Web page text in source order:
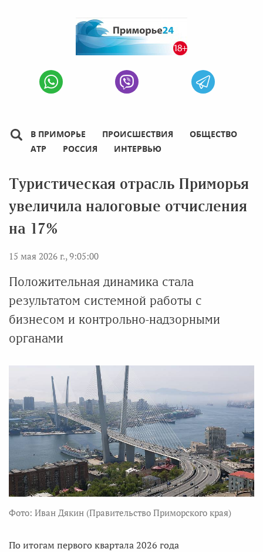
В ПРИМОРЬЕ ПРОИСШЕСТВИЯ
ОБЩЕСТВО
АТР
РОССИЯ ИНТЕРВЬЮ
Туристическая отрасль Приморья
увеличила налоговые отчисления
на 17%
15 мая 2026 г., 9:05:00
Положительная динамика стала
результатом системной работы с
бизнесом и контрольно-надзорными
органами
Фото: Иван Дякин (Правительство Приморского края)
По итогам первого квартала 2026 года